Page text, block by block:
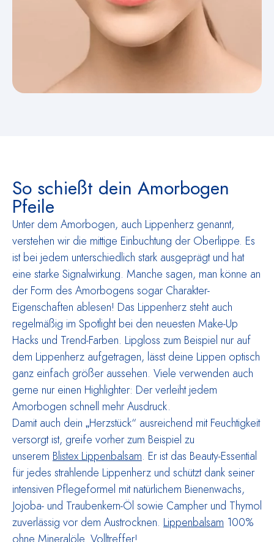
So schießt dein Amorbogen
Pfeile
Unter dem Amorbogen, auch Lippenherz genannt,
verstehen wir die mittige Einbuchtung der Oberlippe. Es
ist bei jedem unterschiedlich stark ausgeprägt und hat
eine starke Signalwirkung. Manche sagen, man könne an
der Form des Amorbogens sogar Charakter-
Eigenschaften ablesen! Das Lippenherz steht auch
regelmäßig im Spotlight bei den neuesten Make-Up
Hacks und Trend-Farben. Lipgloss zum Beispiel nur auf
dem Lippenherz aufgetragen, lässt deine Lippen optisch
ganz einfach größer aussehen. Viele verwenden auch
gerne nur einen Highlighter: Der verleiht jedem
Amorbogen schnell mehr Ausdruck.
Damit auch dein „Herzstück“ ausreichend mit Feuchtigkeit
versorgt ist, greife vorher zum Beispiel zu
unserem Blistex Lippenbalsam. Er ist das Beauty-Essential
für jedes strah­lende Lippenherz und schützt dank seiner
intensiven Pflegeformel mit natürlichem Bienenwachs,
Jojoba- und Traubenkern-Öl sowie Campher und Thymol
zuverlässig vor dem Austrocknen. Lippenbalsam 100%
ohne Mineralöle. Volltreffer!